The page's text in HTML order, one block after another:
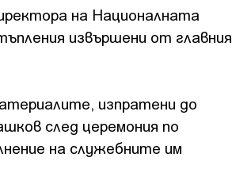
на Националната
извършени от главния
изпратени до
след церемония по
на служебните им